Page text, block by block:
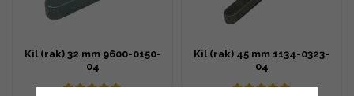
Kil (rak) 32 mm 9600-0150-
04
Kil (rak) 45 mm 1134-0323-
04